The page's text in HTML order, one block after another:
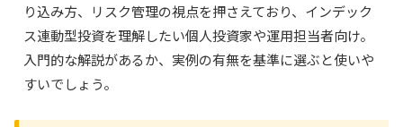
り込み方、リスク管理の視点を押さえており、インデック
ス連動型投資を理解したい個人投資家や運用担当者向け。
入門的な解説があるか、実例の有無を基準に選ぶと使いや
すいでしょう。